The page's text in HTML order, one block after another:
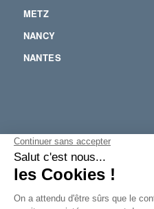
METZ
NANCY
NANTES
POITIERS
RENNES